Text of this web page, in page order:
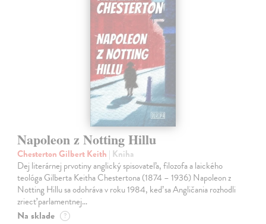
Napoleon z Notting Hillu
Chesterton Gilbert Keith | Kniha
Dej literárnej prvotiny anglický spisovateľa, filozofa a laického
teológa Gilberta Keitha Chestertona (1874 – 1936) Napoleon z
Notting Hillu sa odohráva v roku 1984, keď sa Angličania rozhodli
zriecť parlamentnej…
Na sklade ?